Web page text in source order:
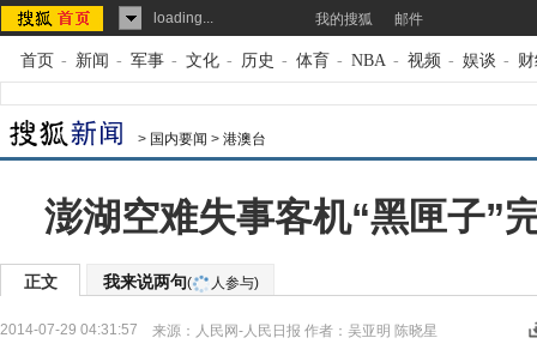
loading... 我的搜狐 邮件
首页 - 新闻 - 军事 - 文化 - 历史 - 体育 - NBA - 视频 - 娱谈 -
> 国内要闻 > 港澳台
澎湖空难失事客机“黑匣子”
正文 我来说两句( 人参与)
2014-07-29 04:31:57 来源： 人民网-人民日报 作者：吴亚明 陈晓星